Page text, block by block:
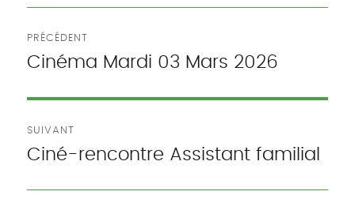
de
PRÉCÉDENT
Publication
Cinéma Mardi 03 Mars 2026
SUIVANT
Publication
Ciné-rencontre Assistant familial